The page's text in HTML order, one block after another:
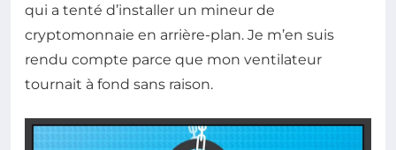
qui a tenté d’installer un mineur de
cryptomonnaie en arrière-plan. Je m’en suis
rendu compte parce que mon ventilateur
tournait à fond sans raison.